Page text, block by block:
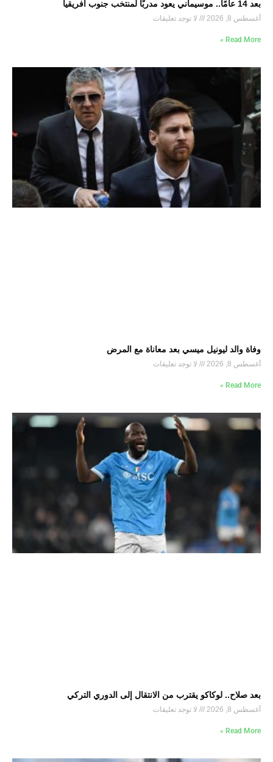
بعد 14 عامًا.. موسيماني يعود مدربًا لمنتخب جنوب أفريقيا
أغسطس 8, 2026 لا توجد تعليقات
Read More »
وفاة والد ليونيل ميسي بعد معاناة مع المرض
أغسطس 8, 2026 لا توجد تعليقات
Read More »
بعد صلاح.. لوكاكو يقترب من الانتقال إلى الدوري التركي
أغسطس 8, 2026 لا توجد تعليقات
Read More »